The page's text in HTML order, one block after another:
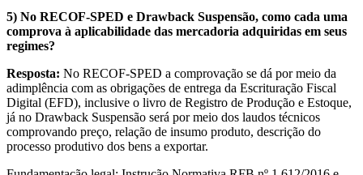
5) No RECOF-SPED e Drawback Suspensão, como cada uma
comprova à aplicabilidade das mercadoria adquiridas em seus
regimes?
Resposta: No RECOF-SPED a comprovação se dá por meio da
adimplência com as obrigações de entrega da Escrituração Fiscal
Digital (EFD), inclusive o livro de Registro de Produção e Estoque,
já no Drawback Suspensão será por meio dos laudos técnicos
comprovando preço, relação de insumo produto, descrição do
processo produtivo dos bens a exportar.